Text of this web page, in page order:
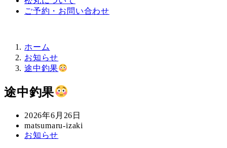
ご予約・お問い合わせ
ホーム
お知らせ
途中釣果
途中釣果
投
稿
日
2026年6月26日
著
者
matsumaru-izaki
カ
お知らせ